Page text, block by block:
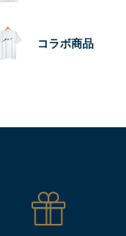
コラボ商品